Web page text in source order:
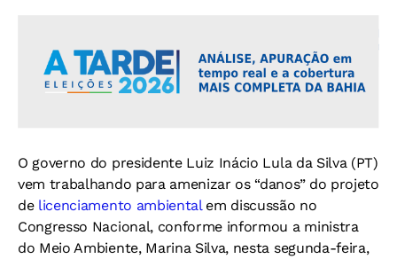
O governo do presidente Luiz Inácio Lula da Silva (PT)
vem trabalhando para amenizar os “danos” do projeto
de licenciamento ambiental em discussão no
Congresso Nacional, conforme informou a ministra
do Meio Ambiente, Marina Silva, nesta segunda-feira,